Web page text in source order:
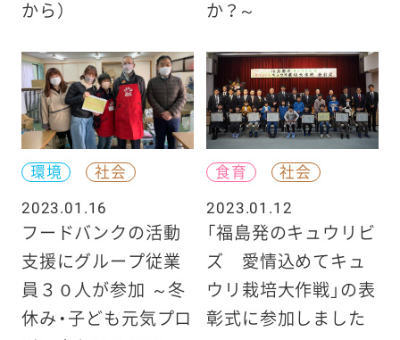
から）
か？～
環境
社会
2023.01.16
フードバンクの活動
支援にグループ従業
員３０人が参加 ～冬
休み・子ども元気プロ
食育
社会
2023.01.12
「福島発のキュウリビ
ズ 愛情込めてキュ
ウリ栽培大作戦」の表
彰式に参加しました